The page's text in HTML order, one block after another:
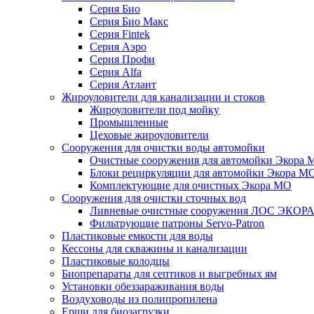
Серия Био
Серия Био Макс
Серия Fintek
Серия Аэро
Серия Профи
Серия Alfa
Серия Атлант
Жироуловители для канализации и стоков
Жироуловители под мойку
Промышленные
Цеховые жироуловители
Сооружения для очистки воды автомойки
Очистные сооружения для автомойки Экора
Блоки рециркуляции для автомойки Экора
Комплектующие для очистных Экора МО
Сооружения для очистки сточных вод
Ливневые очистные сооружения ЛОС ЭКОРА
Фильтрующие патроны Servo-Patron
Пластиковые емкости для воды
Кессоны для скважины и канализации
Пластиковые колодцы
Биопрепараты для септиков и выгребных ям
Установки обеззараживания воды
Воздуховоды из полипропилена
Ерши для биозагрузки